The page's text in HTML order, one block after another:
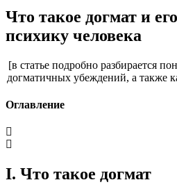
Что такое догмат и
психику человека
[в статье подробно разбирается
догматичных убеждений, а также
Оглавление
I. Что такое догмат